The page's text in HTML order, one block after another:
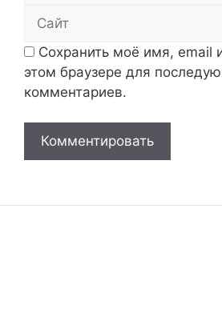
Сохранить моё имя, email
этом браузере для
комментариев.